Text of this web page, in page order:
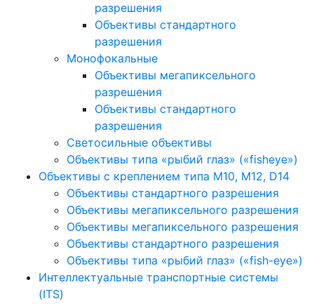
разрешения
Объективы стандартного
разрешения
Монофокальные
Объективы мегапиксельного
разрешения
Объективы стандартного
разрешения
Светосильные объективы
Объективы типа «рыбий глаз» («fisheye»)
Объективы с креплением типа M10, M12, D14
Объективы стандартного разрешения
Объективы мегапиксельного разрешения
Объективы мегапиксельного разрешения
Объективы стандартного разрешения
Объективы типа «рыбий глаз» («fish-eye»)
Интеллектуальные транспортные системы
(ITS)